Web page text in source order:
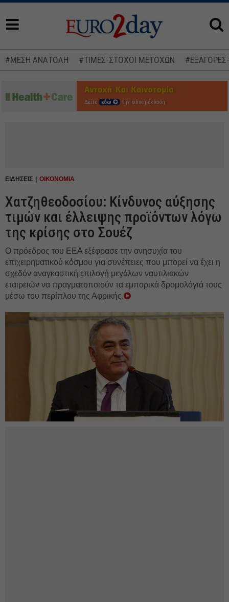
#ΜΕΣΗ ΑΝΑΤΟΛΗ #ΤΙΜΕΣ-ΣΤΟΧΟΙ ΜΕΤΟΧΩΝ
Δείτε εδώ την ειδική έκδοση
ΕΙΔΗΣΕΙΣ ΟΙΚΟΝΟΜΙΑ
Χατζηθεοδοσίου: Κίνδυνος αύξησης
τιμών και έλλειψης προϊόντων λόγω
της κρίσης στο Σουέζ
Ο πρόεδρος του ΕΕΑ εξέφρασε την ανησυχία του
επιχειρηματικού κόσμου για συνέπειες που μπορεί να έχει η
σχεδόν αναγκαστική επιλογή μεγάλων ναυτιλιακών
εταιρειών να πραγματοποιούν τα εμπορικά δρομολόγιά τους
μέσω του περίπλου της Αφρικής.